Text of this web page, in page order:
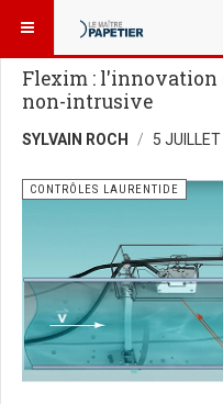
VOUS ÊTES ICI :
Flexim : l'innovation
non-intrusive
SYLVAIN ROCH 5
CONTRÔLES LAURENTIDE